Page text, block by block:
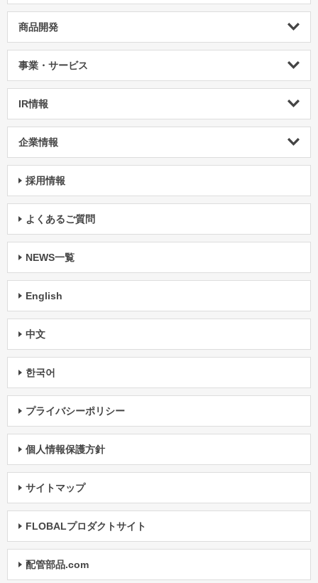
商品開発
事業・サービス
IR情報
企業情報
採用情報
よくあるご質問
NEWS一覧
English
中文
한국어
プライバシーポリシー
個人情報保護方針
サイトマップ
FLOBALプロダクトサイト
配管部品.com